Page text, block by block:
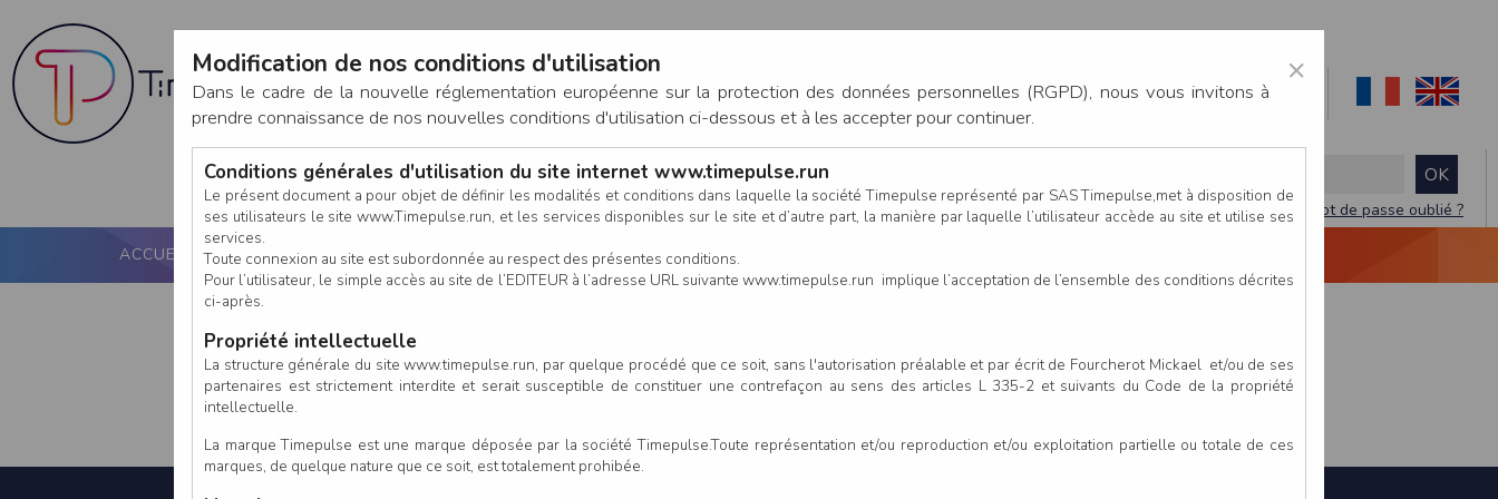
CONNEXION
Mot de passe oublié ?
ACCUEIL PUCE ACTIVE NOS SERVICES CALENDRIER RÉSULTATS
×
Modification de nos conditions d'utilisation
Dans le cadre de la nouvelle réglementation européenne sur la protection des données personnelles (RGPD), nous vous invitons à
prendre connaissance de nos nouvelles conditions d'utilisation ci-dessous et à les accepter pour continuer.
Conditions générales d'utilisation du site internet www.timepulse.run
Le présent document a pour objet de définir les modalités et conditions dans laquelle la société Timepulse représenté par SAS Timepulse,met à disposition de
ses utilisateurs le site www.Timepulse.run, et les services disponibles sur le site et d’autre part, la manière par laquelle l’utilisateur accède au site et utilise ses
services.
Toute connexion au site est subordonnée au respect des présentes conditions.
Pour l’utilisateur, le simple accès au site de l’EDITEUR à l’adresse URL suivante www.timepulse.run implique l’acceptation de l’ensemble des conditions décrites
ci-après.
Propriété intellectuelle
La structure générale du site www.timepulse.run, par quelque procédé que ce soit, sans l'autorisation préalable et par écrit de Fourcherot Mickael et/ou de ses
partenaires est strictement interdite et serait susceptible de constituer une contrefaçon au sens des articles L 335-2 et suivants du Code de la propriété
intellectuelle.
La marque Timepulse est une marque déposée par la société Timepulse.Toute représentation et/ou reproduction et/ou exploitation partielle ou totale de ces
marques, de quelque nature que ce soit, est totalement prohibée.